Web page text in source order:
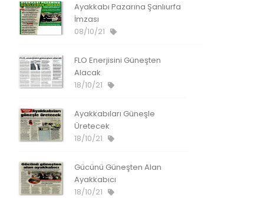
Ayakkabı Pazarına Şanlıurfa
İmzası
08/10/21
FLO Enerjisini Güneşten
Alacak
18/10/21
Ayakkabıları Güneşle
Üretecek
18/10/21
Gücünü Güneşten Alan
Ayakkabıcı
18/10/21